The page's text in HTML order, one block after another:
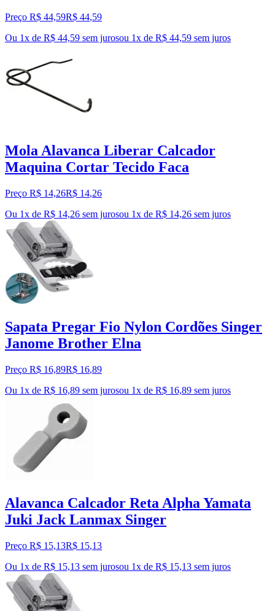
Preço R$ 44,59R$ 44,59
Ou 1x de R$ 44,59 sem jurosou 1x de R$ 44,59 sem juros
Mola Alavanca Liberar Calcador
Maquina Cortar Tecido Faca
Preço R$ 14,26R$ 14,26
Ou 1x de R$ 14,26 sem jurosou 1x de R$ 14,26 sem juros
Sapata Pregar Fio Nylon Cordões Singer
Janome Brother Elna
Preço R$ 16,89R$ 16,89
Ou 1x de R$ 16,89 sem jurosou 1x de R$ 16,89 sem juros
Alavanca Calcador Reta Alpha Yamata
Juki Jack Lanmax Singer
Preço R$ 15,13R$ 15,13
Ou 1x de R$ 15,13 sem jurosou 1x de R$ 15,13 sem juros